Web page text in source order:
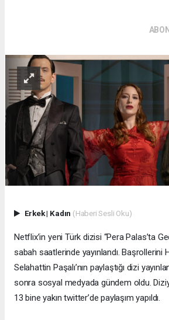
Erkek| Kadın (Haberi Sesli Oku)
Netflix’in yeni Türk dizisi “Pera Palas’ta
sabah saatlerinde yayınlandı. Başrollerini
Selahattin Paşalı’nın paylaştığı dizi
sonra sosyal medyada gündem oldu.
13 bine yakın twitter’de paylaşım yapıldı.